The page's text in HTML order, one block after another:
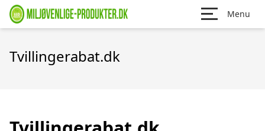
Menu
Tvillingerabat.dk